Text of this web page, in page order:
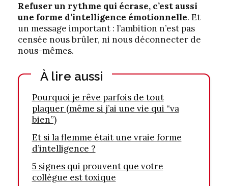
Refuser un rythme qui écrase, c’est aussi
une forme d’intelligence émotionnelle. Et
un message important : l’ambition n’est pas
censée nous brûler, ni nous déconnecter de
nous-mêmes.
À lire aussi
Pourquoi je rêve parfois de tout
plaquer (même si j’ai une vie qui “va
bien”)
Et si la flemme était une vraie forme
d’intelligence ?
5 signes qui prouvent que votre
collègue est toxique